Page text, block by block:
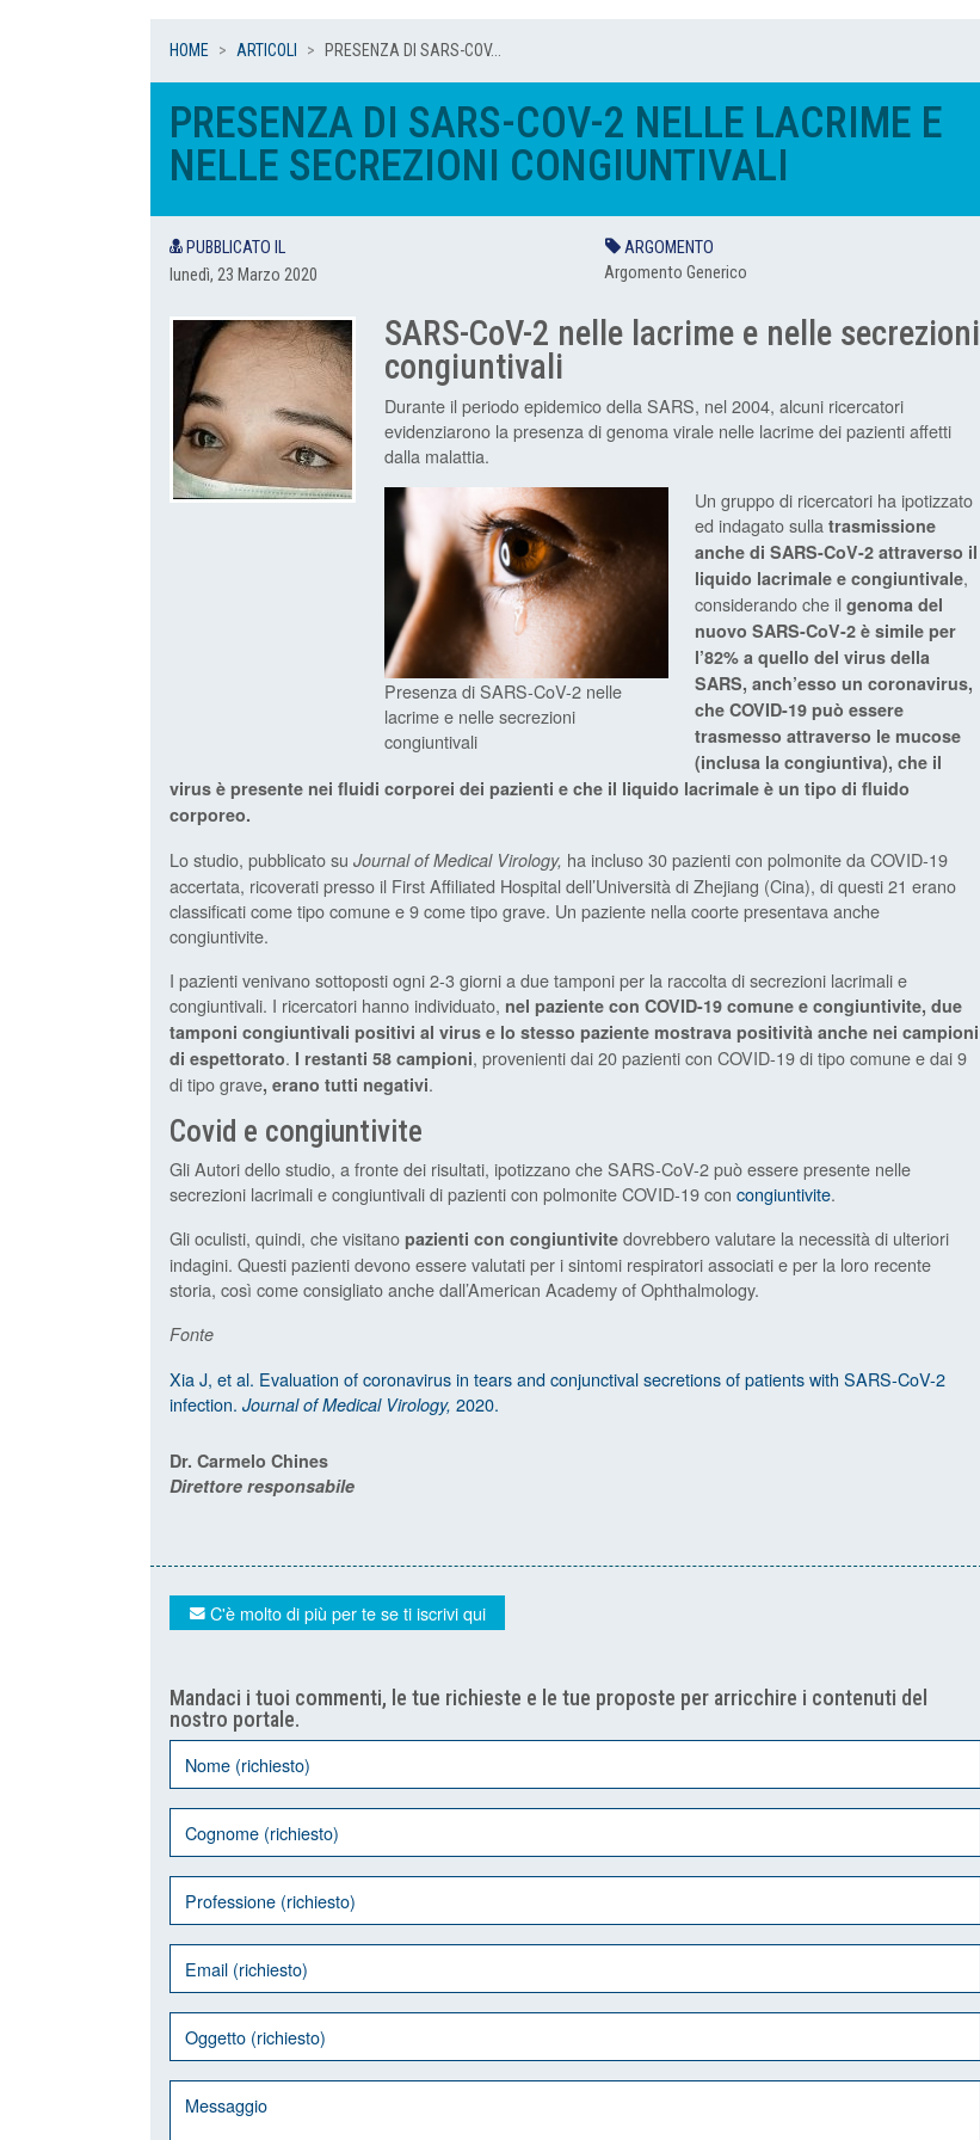
HOME ARTICOLI PRESENZA DI SARS-COV...
PRESENZA DI SARS-COV-2 NELLE LACRIME E
NELLE SECREZIONI CONGIUNTIVALI
PUBBLICATO IL
lunedì, 23 Marzo 2020
ARGOMENTO
Argomento Generico
SARS-CoV-2 nelle lacrime e nelle secrezioni
congiuntivali
Durante il periodo epidemico della SARS, nel 2004, alcuni ricercatori
evidenziarono la presenza di genoma virale nelle lacrime dei pazienti affetti
dalla malattia.
Presenza di SARS-CoV-2 nelle
lacrime e nelle secrezioni
congiuntivali
Un gruppo di ricercatori ha ipotizzato
ed indagato sullatrasmissione
anche di SARS-CoV-2 attraverso il
liquido lacrimale e congiuntivale,
considerando che il genoma del
nuovo SARS-CoV-2 è simile per
l’82% a quello del virus della
SARS, anch’esso un coronavirus,
che COVID-19 può essere
trasmesso attraverso le mucose
(inclusa la congiuntiva), che il
virus è presente nei fluidi corporei dei pazienti e che il liquido lacrimale è un tipo di fluido
corporeo.
Lo studio, pubblicato su Journal of Medical Virology, ha incluso 30 pazienti con polmonite da COVID-19
accertata, ricoverati presso il First Affiliated Hospital dell’Università di Zhejiang (Cina), di questi 21 erano
classificati come tipo comune e 9 come tipo grave. Un paziente nella coorte presentava anche
congiuntivite.
I pazienti venivano sottoposti ogni 2-3 giorni a due tamponi per la raccolta di secrezioni lacrimali e
congiuntivali. I ricercatori hanno individuato, nel paziente con COVID-19 comune e congiuntivite, due
tamponi congiuntivali positivi al virus e lo stesso paziente mostrava positività anche nei campioni
di espettorato. I restanti 58 campioni, provenienti dai 20 pazienti con COVID-19 di tipo comune e dai 9
di tipo grave, erano tutti negativi.
Covid e congiuntivite
Gli Autori dello studio, a fronte dei risultati, ipotizzano che SARS-CoV-2 può essere presente nelle
secrezioni lacrimali e congiuntivali di pazienti con polmonite COVID-19 con congiuntivite.
Gli oculisti, quindi, che visitano pazienti con congiuntivite dovrebbero valutare la necessità di ulteriori
indagini. Questi pazienti devono essere valutati per i sintomi respiratori associati e per la loro recente
storia, così come consigliato anche dall’American Academy of Ophthalmology.
Fonte
Xia J, et al. Evaluation of coronavirus in tears and conjunctival secretions of patients with SARS-CoV-2
infection. Journal of Medical Virology, 2020.
Dr. Carmelo Chines
Direttore responsabile
C'è molto di più per te se ti iscrivi qui
Mandaci i tuoi commenti, le tue richieste e le tue proposte per arricchire i contenuti del
nostro portale.